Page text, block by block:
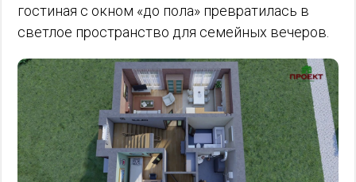
гостиная с окном «до пола» превратилась в
светлое пространство для семейных вечеров.